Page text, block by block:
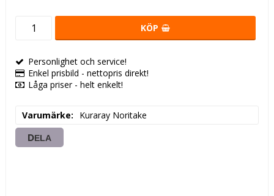
KÖP
Personlighet och service!
Enkel prisbild - nettopris direkt!
Låga priser - helt enkelt!
Varumärke Kuraray Noritake
DELA